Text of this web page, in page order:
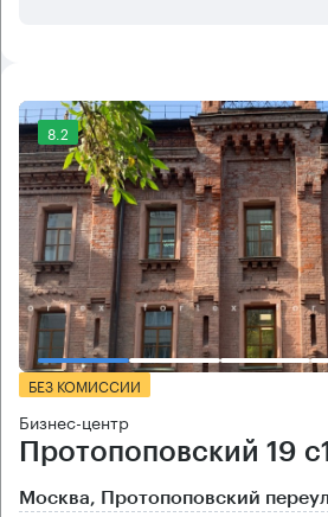
8.2
БЕЗ КОМИССИИ
Бизнес-центр
Протопоповский 19
Москва, Протопоповский